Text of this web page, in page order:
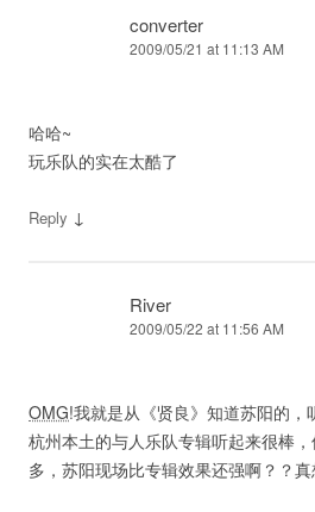
converter
2009/05/21 at 11:13 AM
哈哈~
玩乐队的实在太酷了
Reply ↓
River
2009/05/22 at 11:56 AM
OMG!我就是从《贤良》知道苏阳的，
杭州本土的与人乐队专辑听起来很棒
多，苏阳现场比专辑效果还强啊？？